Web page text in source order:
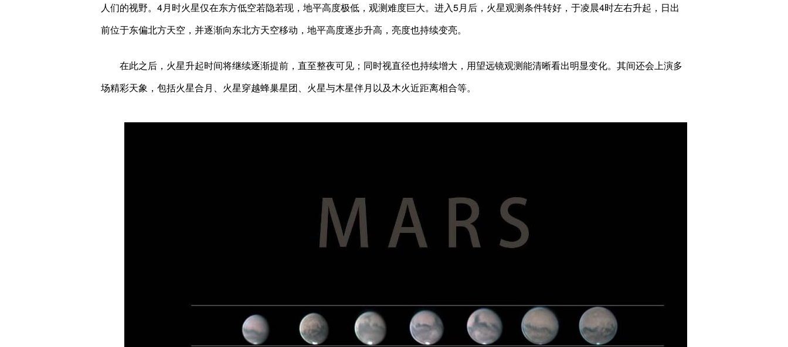
人们的视野。4月时火星仅在东方低空若隐若现，地平高度极低，观测难度巨大。进入5月后，火星观测条件转好，于凌晨4时左右升起，日出
前位于东偏北方天空，并逐渐向东北方天空移动，地平高度逐步升高，亮度也持续变亮。
在此之后，火星升起时间将继续逐渐提前，直至整夜可见；同时视直径也持续增大，用望远镜观测能清晰看出明显变化。其间还会上演多
场精彩天象，包括火星合月、火星穿越蜂巢星团、火星与木星伴月以及木火近距离相合等。